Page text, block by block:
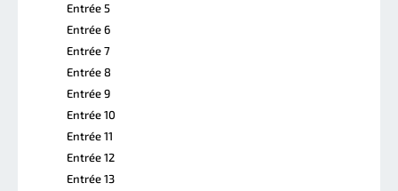
Entrée 5
Entrée 6
Entrée 7
Entrée 8
Entrée 9
Entrée 10
Entrée 11
Entrée 12
Entrée 13